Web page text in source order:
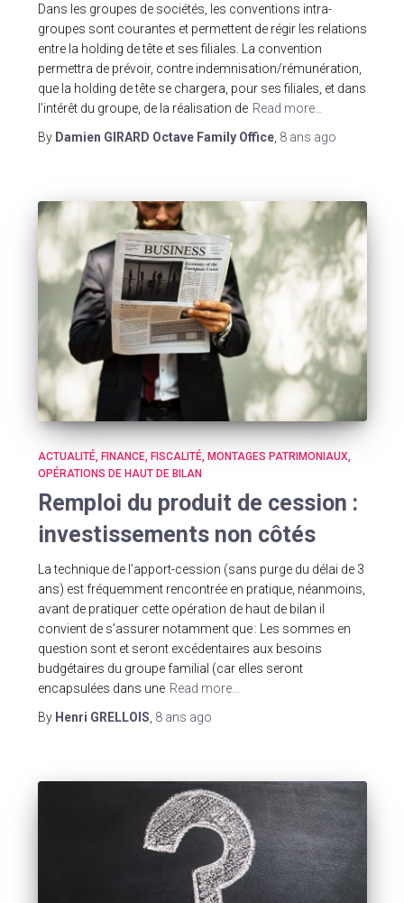
Dans les groupes de sociétés, les conventions intra-
groupes sont courantes et permettent de régir les relations
entre la holding de tête et ses filiales. La convention
permettra de prévoir, contre indemnisation/rémunération,
que la holding de tête se chargera, pour ses filiales, et dans
l’intérêt du groupe, de la réalisation de Read more…
By Damien GIRARD Octave Family Office, 8 ans ago
ACTUALITÉ FINANCE FISCALITÉ
MONTAGES PATRIMONIAUX
OPÉRATIONS DE HAUT DE BILAN
Remploi du produit de cession :
investissements non côtés
La technique de l’apport-cession (sans purge du délai de 3
ans) est fréquemment rencontrée en pratique, néanmoins,
avant de pratiquer cette opération de haut de bilan il
convient de s’assurer notamment que : Les sommes en
question sont et seront excédentaires aux besoins
budgétaires du groupe familial (car elles seront
encapsulées dans une Read more…
By Henri GRELLOIS 8 ans ago